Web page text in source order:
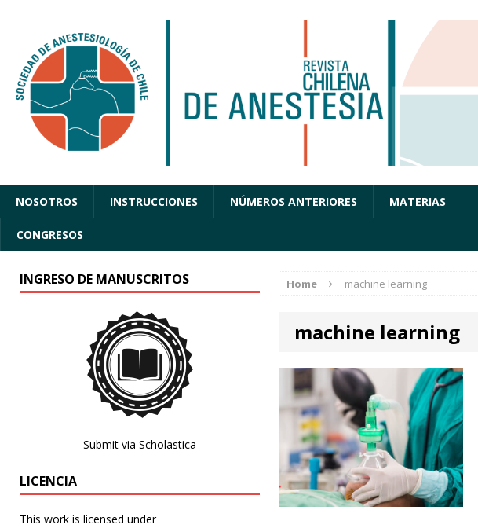
NOSOTROS INSTRUCCIONES NÚMEROS ANTERIORES MATERIAS
CONGRESOS
Home machine learning
machine learning
INGRESO DE MANUSCRITOS
Submit via Scholastica
LICENCIA
This work is licensed under